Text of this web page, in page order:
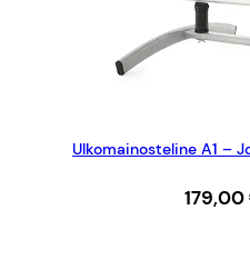
Ulkomainosteline A1 –
179,00